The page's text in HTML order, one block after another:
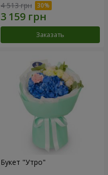
4 513 грн
Заказать
Букет "Утро"